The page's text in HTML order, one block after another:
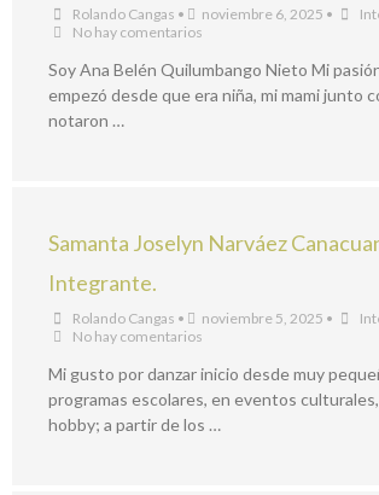
Rolando Cangas • noviembre 6, 2025 •
No hay comentarios
Soy Ana Belén Quilumbango Nieto Mi
empezó desde que era niña, mi mami junto
notaron …
Samanta Joselyn Narváez
Integrante.
Rolando Cangas • noviembre 5, 2025 •
No hay comentarios
Mi gusto por danzar inicio desde muy
programas escolares, en eventos
hobby; a partir de los …